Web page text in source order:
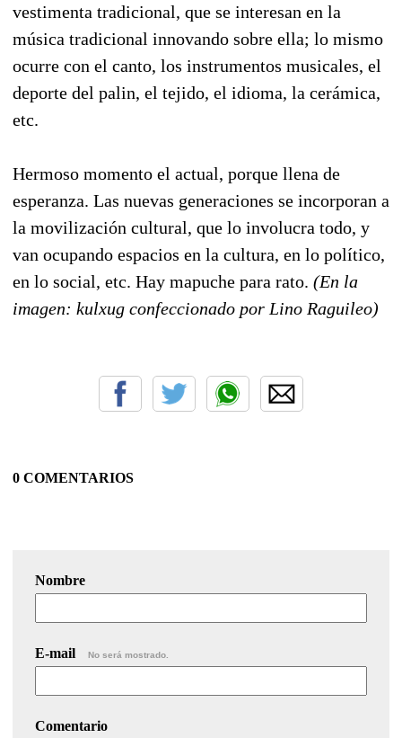
vestimenta tradicional, que se interesan en la
música tradicional innovando sobre ella; lo mismo
ocurre con el canto, los instrumentos musicales, el
deporte del palin, el tejido, el idioma, la cerámica,
etc.
Hermoso momento el actual, porque llena de
esperanza. Las nuevas generaciones se incorporan a
la movilización cultural, que lo involucra todo, y
van ocupando espacios en la cultura, en lo político,
en lo social, etc. Hay mapuche para rato. (En la
imagen: kulxug confeccionado por Lino Raguileo)
0 COMENTARIOS
Nombre
E-mail No será mostrado.
Comentario